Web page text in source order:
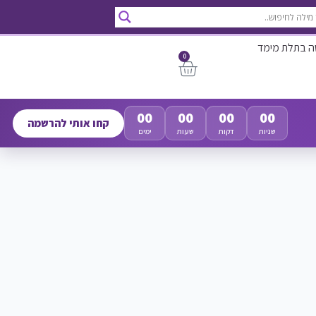
בתלת מימד
0
00
ימים
00
שעות
00
דקות
00
שניות
קחו אותי להרשמה